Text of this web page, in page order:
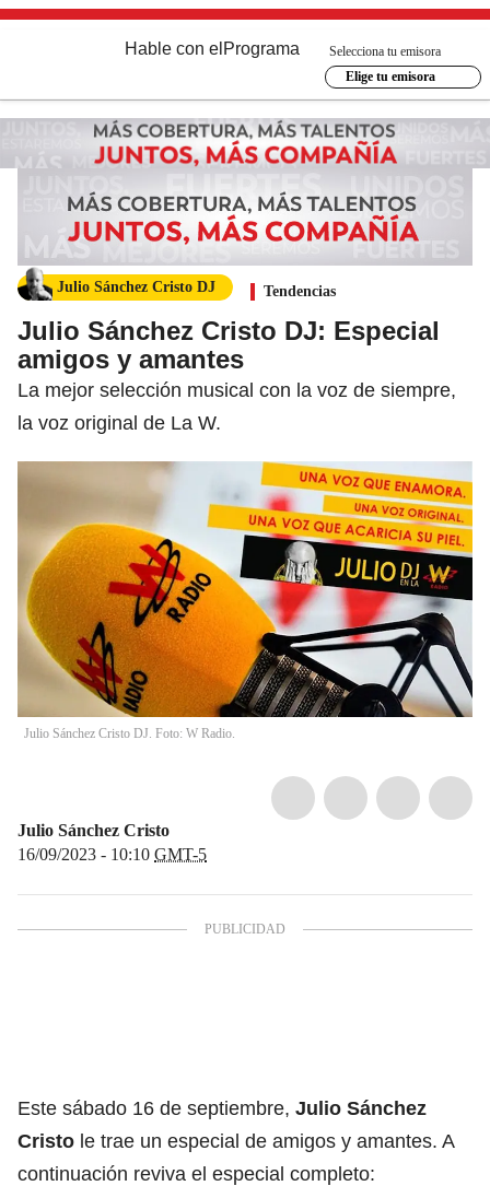
Hable con el Programa
Selecciona tu emisora
Elige tu emisora
Julio Sánchez Cristo DJ Tendencias
Julio Sánchez Cristo DJ: Especial
amigos y amantes
La mejor selección musical con la voz de siempre,
la voz original de La W.
Julio Sánchez Cristo DJ. Foto: W Radio.
Julio Sánchez Cristo
16/09/2023 - 10:10 GMT-5
Este sábado 16 de septiembre, Julio Sánchez
Cristo le trae un especial de amigos y amantes. A
continuación reviva el especial completo: